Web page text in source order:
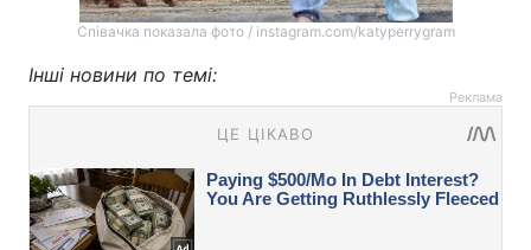
Співачка показала фото / instagram.com/katyperrygram
Інші новини по темі:
Реклама